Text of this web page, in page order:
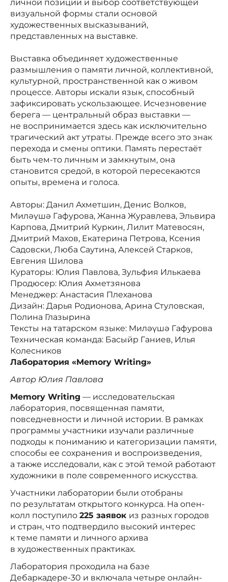
личной позиции и выбор соответствующей
визуальной формы стали основой
художественных высказываний,
представленных на выставке.
Выставка объединяет художественные
размышления о памяти личной, коллективной,
культурной, пространственной как о живом
процессе. Авторы искали язык, способный
зафиксировать ускользающее. Исчезновение
берега — центральный образ выставки —
не воспринимается здесь как исключительно
трагический акт утраты. Прежде всего это знак
перехода и смены оптики. Память перестаёт
быть чем-то личным и замкнутым, она
становится средой, в которой пересекаются
опыты, времена и голоса.
Авторы: Данил Ахметшин, Денис Волков,
Миләүшә Гафурова, Жанна Журавлева, Эльвира
Карпова, Дмитрий Куркин, Лилит Матевосян,
Дмитрий Махов, Екатерина Петрова, Ксения
Садовски, Люба Саутина, Алексей Старков,
Евгения Шилова
Кураторы: Юлия Павлова, Зульфия Илькаева
Продюсер: Юлия Ахметзянова
Менеджер: Анастасия Плеханова
Дизайн: Дарья Родионова, Арина Стуловская,
Полина Глазырина
Тексты на татарском языке: Миләүшә Гафурова
Техническая команда: Басыйр Ганиев, Илья
Колесников
Лаборатория «Memory Writing»
Автор Юлия Павлова
Memory Writing — исследовательская
лаборатория, посвященная памяти,
повседневности и личной истории. В рамках
программы участники изучали различные
подходы к пониманию и категоризации памяти,
способы ее сохранения и воспроизведения,
а также исследовали, как с этой темой работают
художники в поле современного искусства.
Участники лаборатории были отобраны
по результатам открытого конкурса. На опен-
колл поступило 225 заявок из разных городов
и стран, что подтвердило высокий интерес
к теме памяти и личного архива
в художественных практиках.
Лаборатория проходила на базе
Дебаркадере-30 и включала четыре онлайн-